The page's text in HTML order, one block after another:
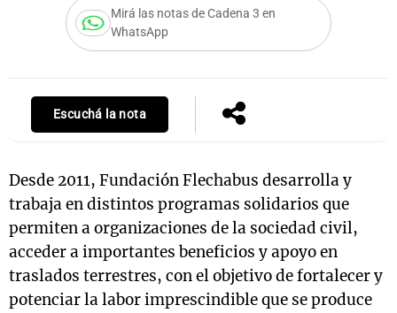
Mirá las notas de Cadena 3 en
WhatsApp
Escuchá la nota
Desde 2011, Fundación Flechabus desarrolla y
trabaja en distintos programas solidarios que
permiten a organizaciones de la sociedad civil,
acceder a importantes beneficios y apoyo en
traslados terrestres, con el objetivo de fortalecer y
potenciar la labor imprescindible que se produce